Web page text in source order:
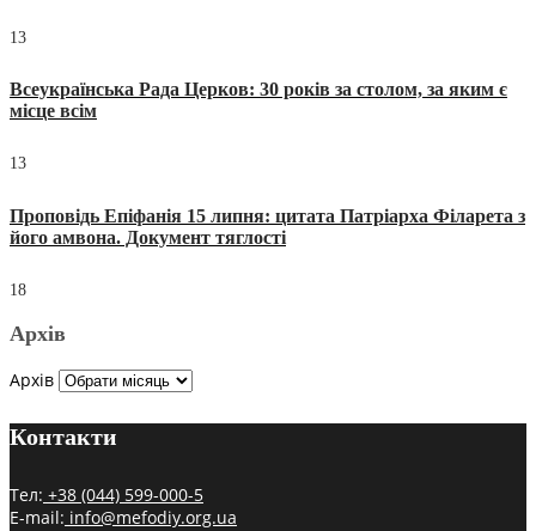
13
Всеукраїнська Рада Церков: 30 років за столом, за яким є
місце всім
13
Проповідь Епіфанія 15 липня: цитата Патріарха Філарета з
його амвона. Документ тяглості
18
Архів
Архів
Контакти
Тел: +38 (044) 599-000-5
E-mail: info@mefodiy.org.ua